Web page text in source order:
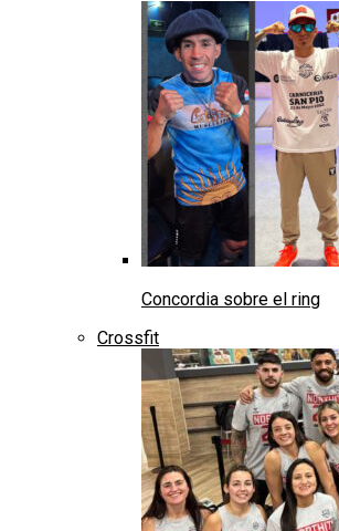
Concordia sobre el ring
Crossfit